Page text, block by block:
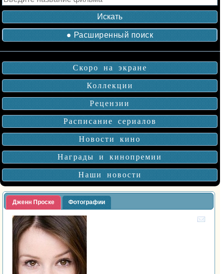
● Расширенный поиск
Скоро на экране
Коллекции
Рецензии
Расписание сериалов
Новости кино
Награды и кинопремии
Наши новости
Дженн Проске Фотографии